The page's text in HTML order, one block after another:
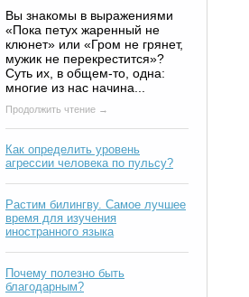
Вы знакомы в выражениями
«Пока петух жаренный не
клюнет» или «Гром не грянет,
мужик не перекрестится»?
Суть их, в общем-то, одна:
многие из нас начина...
Продолжить чтение →
Как определить уровень
агрессии человека по пульсу?
Растим билингву. Самое лучшее
время для изучения
иностранного языка
Почему полезно быть
благодарным?